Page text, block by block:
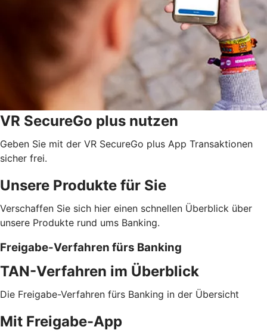
VR SecureGo plus nutzen
Geben Sie mit der VR SecureGo plus App Transaktionen
sicher frei.
Unsere Produkte für Sie
Verschaffen Sie sich hier einen schnellen Überblick über
unsere Produkte rund ums Banking.
Freigabe-Verfahren fürs Banking
TAN-Verfahren im Überblick
Die Freigabe-Verfahren fürs Banking in der Übersicht
Mit Freigabe-App